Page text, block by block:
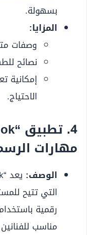
بسهولة.
المزايا:
وصفات
نصائح
إمكانية
الاحتياج.
4.
مهارات
الوصف:
التي تتيح
رقمية
مناسب